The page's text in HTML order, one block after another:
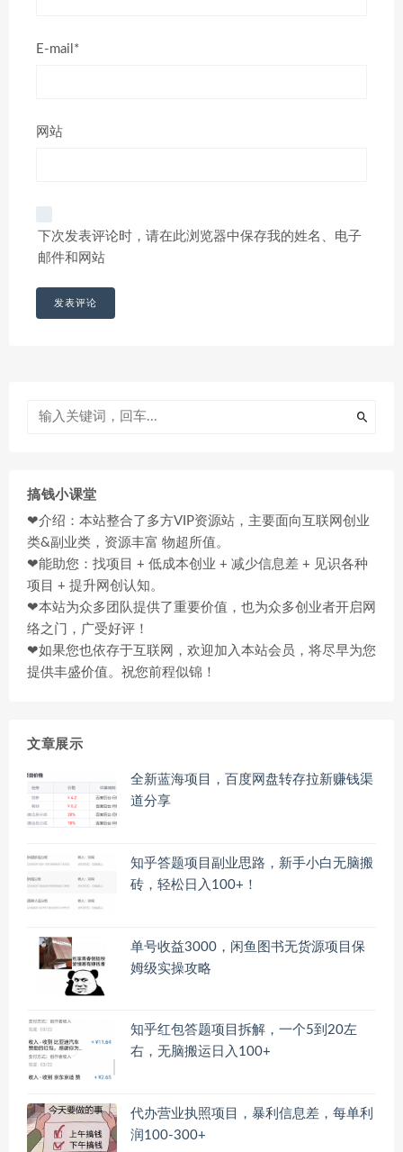
E-mail*
网站
下次发表评论时，请在此浏览器中保存我的姓名、电子
邮件和网站
搞钱小课堂
❤介绍：本站整合了多方VIP资源站，主要面向互联网创业
类&副业类，资源丰富 物超所值。
❤能助您：找项目 + 低成本创业 + 减少信息差 + 见识各种
项目 + 提升网创认知。
❤本站为众多团队提供了重要价值，也为众多创业者开启网
络之门，广受好评！
❤如果您也依存于互联网，欢迎加入本站会员，将尽早为您
提供丰盛价值。祝您前程似锦！
文章展示
全新蓝海项目，百度网盘转存拉新赚钱渠
道分享
知乎答题项目副业思路，新手小白无脑搬
砖，轻松日入100+！
单号收益3000，闲鱼图书无货源项目保
姆级实操攻略
知乎红包答题项目拆解，一个5到20左
右，无脑搬运日入100+
代办营业执照项目，暴利信息差，每单利
润100-300+